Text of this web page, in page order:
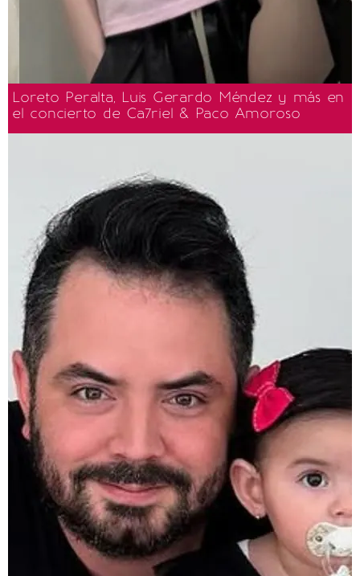
Loreto Peralta, Luis Gerardo Méndez y más en
el concierto de Ca7riel & Paco Amoroso